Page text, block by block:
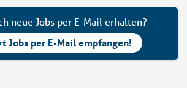
neue Jobs per E-Mail erhalten?
Jobs per E-Mail empfangen!